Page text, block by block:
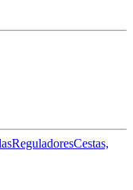
ReguladoresCestas,